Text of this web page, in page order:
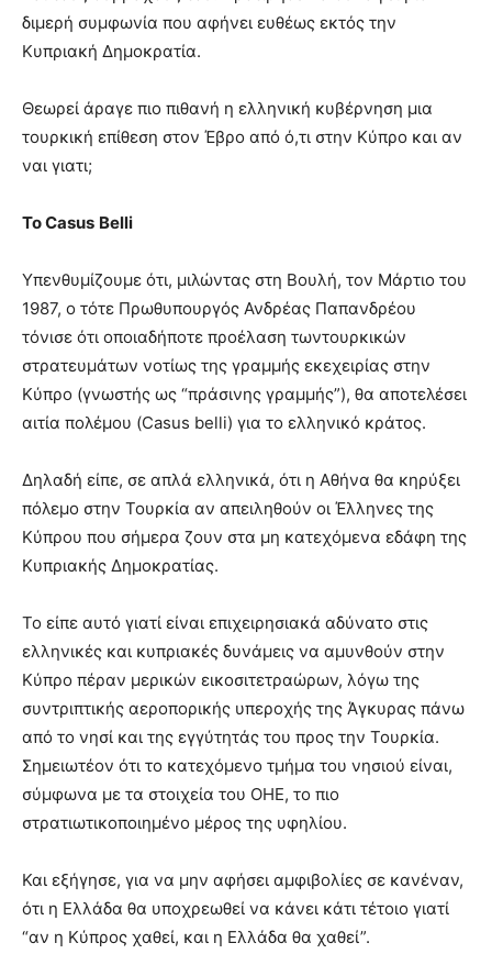
διμερή συμφωνία που αφήνει ευθέως εκτός την
Κυπριακή Δημοκρατία.
Θεωρεί άραγε πιο πιθανή η ελληνική κυβέρνηση μια
τουρκική επίθεση στον Έβρο από ό,τι στην Κύπρο και αν
ναι γιατι;
ΤοCasus Belli
Υπενθυμίζουμε ότι, μιλώντας στη Βουλή, τον Μάρτιο του
1987, ο τότε Πρωθυπουργός Ανδρέας Παπανδρέου
τόνισε ότι οποιαδήποτε προέλαση τωντουρκικών
στρατευμάτων νοτίως της γραμμής εκεχειρίας στην
Κύπρο (γνωστής ως “πράσινης γραμμής”), θα αποτελέσει
αιτία πολέμου (Casus belli) για το ελληνικό κράτος.
Δηλαδή είπε, σε απλά ελληνικά, ότι η Αθήνα θα κηρύξει
πόλεμο στην Τουρκία αν απειληθούν οι Έλληνες της
Κύπρου που σήμερα ζουν στα μη κατεχόμενα εδάφη της
Κυπριακής Δημοκρατίας.
To είπε αυτό γιατί είναι επιχειρησιακά αδύνατο στις
ελληνικές και κυπριακές δυνάμεις να αμυνθούν στην
Κύπρο πέραν μερικών εικοσιτετραώρων, λόγω της
συντριπτικής αεροπορικής υπεροχής της Άγκυρας πάνω
από το νησί και της εγγύτητάς του προς την Τουρκία.
Σημειωτέον ότι το κατεχόμενο τμήμα του νησιού είναι,
σύμφωνα με τα στοιχεία του ΟΗΕ, το πιο
στρατιωτικοποιημένο μέρος της υφηλίου.
Και εξήγησε, για να μην αφήσει αμφιβολίες σε κανέναν,
ότι η Ελλάδα θα υποχρεωθεί να κάνει κάτι τέτοιο γιατί
“αν η Κύπρος χαθεί, και η Ελλάδα θα χαθεί”.